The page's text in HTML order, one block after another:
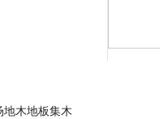
木地板集木